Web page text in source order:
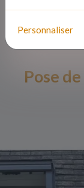
Pose
Personnaliser